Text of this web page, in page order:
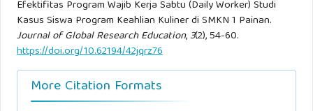
Robbins, S. P., & Coulter, M. (2021). Management (15th ed.).
New York: Pearson Education.
Sarmila, D., Yusuf, M., & Arifin, Z. (2025). Pengaruh program
praktik kerja terhadap karakter siswa SMK. Jurnal
Pendidikan Karakter, 15(1), 34–47.
Efektifitas Program Wajib Kerja Sabtu (Daily Worker) Studi
Kasus Siswa Program Keahlian Kuliner di SMKN 1 Painan.
Journal of Global Research Education,3(2), 54-60.
https://doi.org/10.62194/42jqrz76
More Citation Formats